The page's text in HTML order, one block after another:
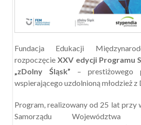
Fundacja Edukacji
rozpoczęcieXXV edycji Programu
„zDolny Śląsk” – prestiżowego
wspierającego uzdolnioną młodzież z
Program, realizowany od 25 lat przy
Samorządu Województwa